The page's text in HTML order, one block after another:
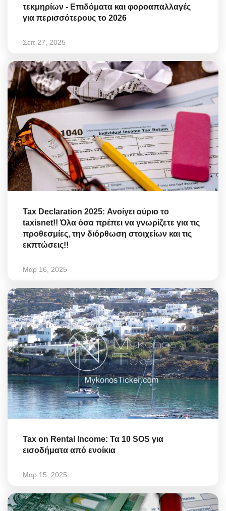
τεκμηρίων - Επιδόματα και φοροαπαλλαγές
για περισσότερους το 2026
Σεπ 27, 2025
Tax Declaration 2025: Ανοίγει αύριο το
taxisnet!! Όλα όσα πρέπει να γνωρίζετε για τις
προθεσμίες, την διόρθωση στοιχείων και τις
εκπτώσεις!!
Μαρ 16, 2025
Tax on Rental Income: Τα 10 SOS για
εισοδήματα από ενοίκια
Μαρ 15, 2025